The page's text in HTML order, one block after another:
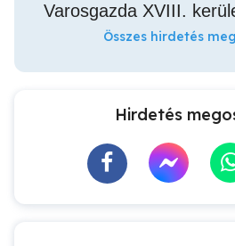
Varosgazda XVIII.
Összes hirdetés
Hirdetés